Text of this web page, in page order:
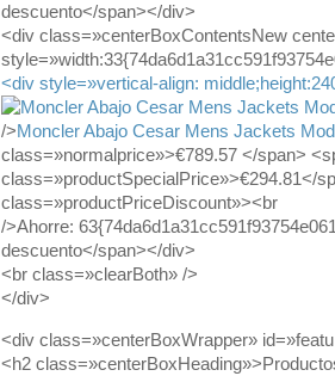
descuento</span></div>
<div class=»centerBoxContentsNew
<div style=»vertical-align:
/>Moncler Abajo Cesar Mens Jackets
class=»normalprice»>€789.57 </span>
class=»productSpecialPrice»>€294.81</
class=»productPriceDiscount»><br
/>Ahorre:
descuento</span></div>
<br class=»clearBoth» />
</div>
<div class=»centerBoxWrapper»
<h2